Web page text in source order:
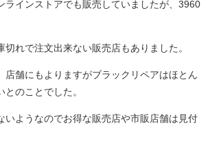
ラインストアでも販売していましたが、3960
切れで注文出来ない販売店もありました。
店舗にもよりますがブラックリペアはほとん
とのことでした。
いようなのでお得な販売店や市販店舗は見付